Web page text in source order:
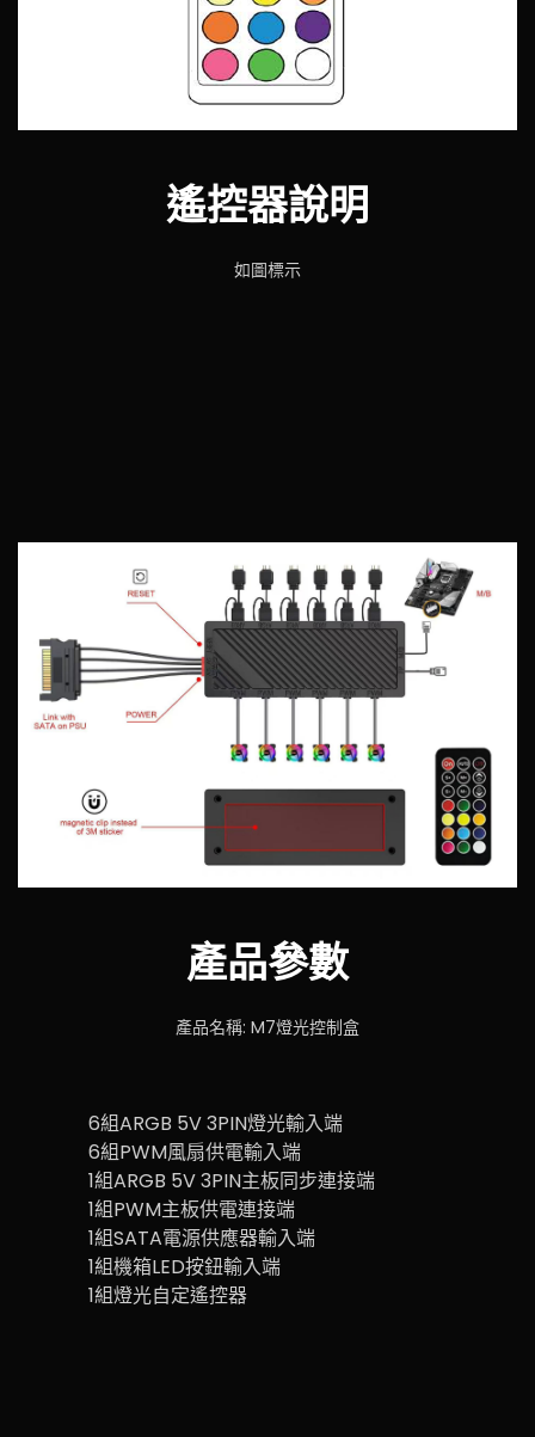
遙控器說明
如圖標示
產品參數
產品名稱: M7燈光控制盒
6組ARGB 5V 3PIN燈光輸入端
6組PWM風扇供電輸入端
1組ARGB 5V 3PIN主板同步連接端
1組PWM主板供電連接端
1組SATA電源供應器輸入端
1組機箱LED按鈕輸入端
1組燈光自定遙控器